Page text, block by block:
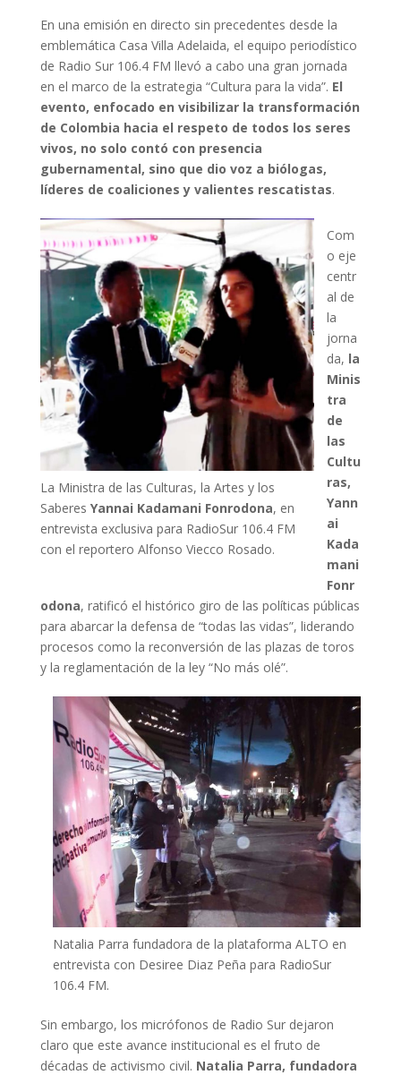
En una emisión en directo sin precedentes desde la
emblemática Casa Villa Adelaida, el equipo periodístico
de Radio Sur 106.4 FM llevó a cabo una gran jornada
en el marco de la estrategia “Cultura para la vida”. El
evento, enfocado en visibilizar la transformación
de Colombia hacia el respeto de todos los seres
vivos, no solo contó con presencia
gubernamental, sino que dio voz a biólogas,
líderes de coaliciones y valientes rescatistas.
La Ministra de las Culturas, la Artes y los
Saberes Yannai Kadamani Fonrodona, en
entrevista exclusiva para RadioSur 106.4 FM
con el reportero Alfonso Viecco Rosado.
Com
o eje
centr
al de
la
jorna
da, la
Minis
tra
de
las
Cultu
ras,
Yann
ai
Kada
mani
Fonr
odona, ratificó el histórico giro de las políticas públicas
para abarcar la defensa de “todas las vidas”, liderando
procesos como la reconversión de las plazas de toros
y la reglamentación de la ley “No más olé”.
Natalia Parra fundadora de la plataforma ALTO en
entrevista con Desiree Diaz Peña para RadioSur
106.4 FM.
Sin embargo, los micrófonos de Radio Sur dejaron
claro que este avance institucional es el fruto de
décadas de activismo civil. Natalia Parra, fundadora